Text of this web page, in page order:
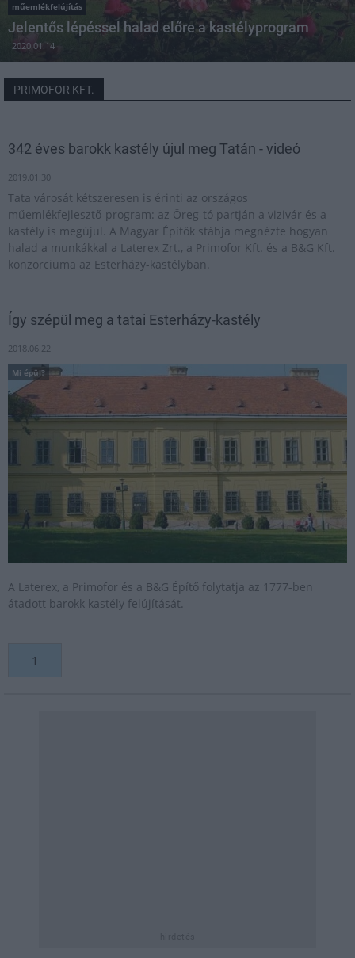
műemlékfelújítás
Jelentős lépéssel halad előre a kastélyprogram
2020.01.14
PRIMOFOR KFT.
342 éves barokk kastély újul meg Tatán - videó
2019.01.30
Tata városát kétszeresen is érinti az országos
műemlékfejlesztő-program: az Öreg-tó partján a vizivár és a
kastély is megújul. A Magyar Építők stábja megnézte hogyan
halad a munkákkal a Laterex Zrt., a Primofor Kft. és a B&G Kft.
konzorciuma az Esterházy-kastélyban.
Így szépül meg a tatai Esterházy-kastély
2018.06.22
Mi épül?
A Laterex, a Primofor és a B&G Építő folytatja az 1777-ben
átadott barokk kastély felújítását.
1